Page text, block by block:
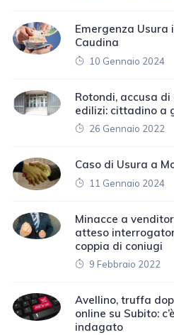
Emergenza Usura
Caudina
10 Gennaio 2024
Rotondi, accusa di
edilizi: cittadino a
26 Gennaio 2022
Caso di Usura a
11 Gennaio 2024
Minacce a
atteso
coppia di coniugi
9 Febbraio 2022
Avellino, truffa
online su Subito:
indagato